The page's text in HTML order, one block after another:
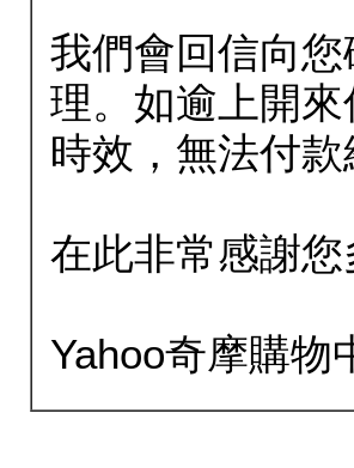
我們會回信向
理。如逾上開
時效，無法付款
在此非常感謝
Yahoo奇摩購